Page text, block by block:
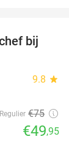
33%
bij
9.8 star
Regulier €75
€49,95